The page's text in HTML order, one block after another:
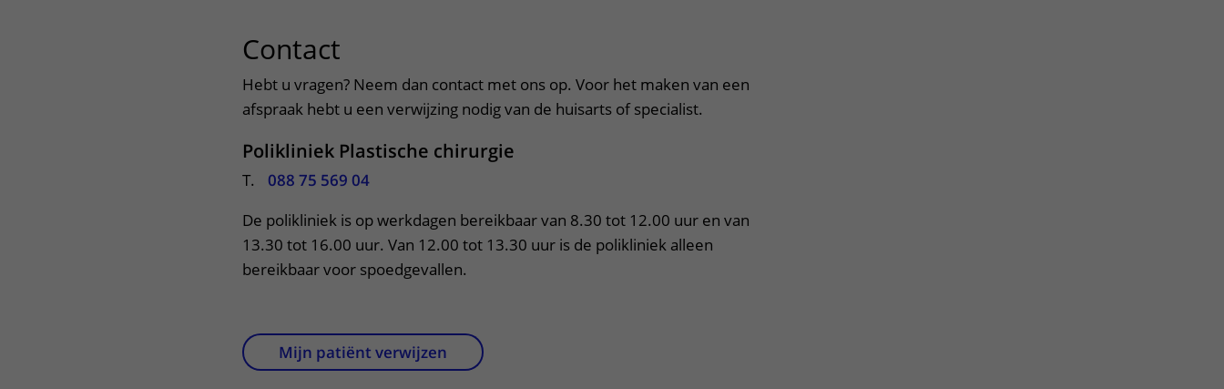
Contact
Hebt u vragen? Neem dan contact met ons op. Voor het maken van een
afspraak hebt u een verwijzing nodig van de huisarts of specialist.
Polikliniek Plastische chirurgie
T.
088 75 569 04
De polikliniek is op werkdagen bereikbaar van 8.30 tot 12.00 uur en van
13.30 tot 16.00 uur. Van 12.00 tot 13.30 uur is de polikliniek alleen
bereikbaar voor spoedgevallen.
Mijn patiënt verwijzen